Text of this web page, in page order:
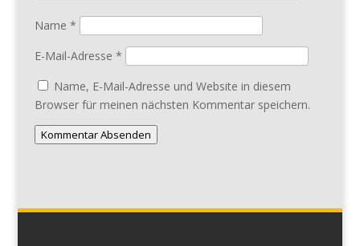
Name *
E-Mail-Adresse *
Name, E-Mail-Adresse und Website in diesem
Browser für meinen nächsten Kommentar speichern.
Kommentar Absenden